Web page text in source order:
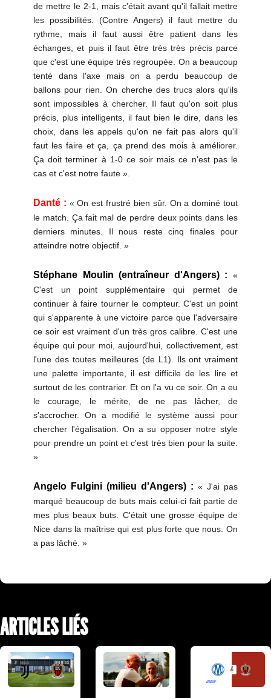
de mettre le 2-1, mais c'était avant qu'il fallait mettre
les possibilités. (Contre Angers) il faut mettre du
rythme, mais il faut aussi être patient dans les
échanges, et puis il faut être très très précis parce
que c'est une équipe très regroupée. On a beaucoup
tenté dans l'axe mais on a perdu beaucoup de
ballons pour rien. On cherche des trucs alors qu'ils
sont impossibles à chercher. Il faut qu'on soit plus
précis, plus intelligents, il faut bien le dire, dans les
choix, dans les appels qu'on ne fait pas alors qu'il
faut les faire et ça, ça prend des mois à améliorer.
Ça doit terminer à 1-0 ce soir mais ce n'est pas le
cas et c'est notre faute ».
Danté : « On est frustré bien sûr. On a dominé tout
le match. Ça fait mal de perdre deux points dans les
derniers minutes. Il nous reste cinq finales pour
atteindre notre objectif. »
Stéphane Moulin (entraîneur d'Angers) : «
C'est un point supplémentaire qui permet de
continuer à faire tourner le compteur. C'est un point
qui s'apparente à une victoire parce que l'adversaire
ce soir est vraiment d'un très gros calibre. C'est une
équipe qui pour moi, aujourd'hui, collectivement, est
l'une des toutes meilleures (de L1). Ils ont vraiment
une palette importante, il est difficile de les lire et
surtout de les contrarier. Et on l'a vu ce soir. On a eu
le courage, le mérite, de ne pas lâcher, de
s'accrocher. On a modifié le système aussi pour
chercher l'égalisation. On a su opposer notre style
pour prendre un point et c'est très bien pour la suite.
»
Angelo Fulgini (milieu d'Angers) : « J'ai pas
marqué beaucoup de buts mais celui-ci fait partie de
mes plus beaux buts. C'était une grosse équipe de
Nice dans la maîtrise qui est plus forte que nous. On
a pas lâché. »
ARTICLES LIÉS